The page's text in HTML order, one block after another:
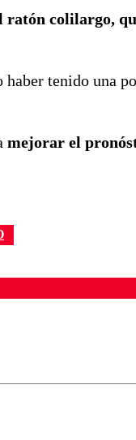
ratón colilargo,
haber tenido una
mejorar el